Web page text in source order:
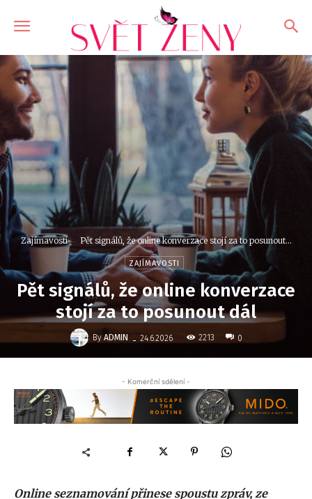
Zajímavosti Pět signálů, že online konverzace stojí za to posunout...
ZAJÍMAVOSTI
Pět signálů, že online konverzace
stojí za to posunout dál
By ADMIN - 24.6.2026 2213 0
- Komerční sdělení -
Online seznamování přinese spoustu zpráv, ze